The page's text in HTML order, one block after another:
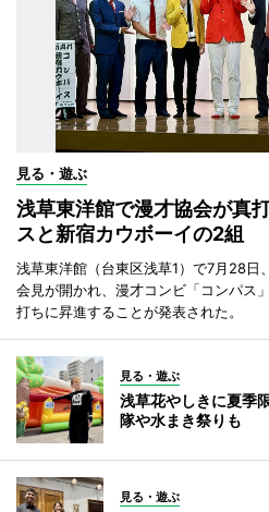
見る・遊ぶ
浅草東洋館で漫才協会が真
スと新宿カウボーイの2組
浅草東洋館（台東区浅草1）で7月28日
会見が開かれ、漫才コンビ「コンパス
打ちに昇進することが発表された。
見る・遊ぶ
浅草花やしきに夏季
隊や水まき祭りも
見る・遊ぶ